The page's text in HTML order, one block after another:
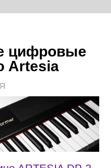
цифровые
Artesia